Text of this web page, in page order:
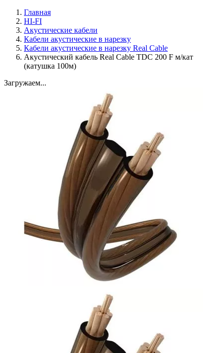
Главная
HI-FI
Акустические кабели
Кабели акустические в нарезку
Кабели акустические в нарезку Real Cable
Акустический кабель Real Cable TDC 200 F м/кат
(катушка 100м)
Загружаем...